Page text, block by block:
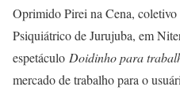
Oprimido Pirei na Cena,
Psiquiátrico de Jurujuba, em
espetáculo Doidinho para
mercado de trabalho para o